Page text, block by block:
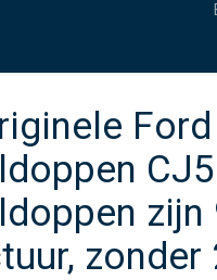
zijn
zonder